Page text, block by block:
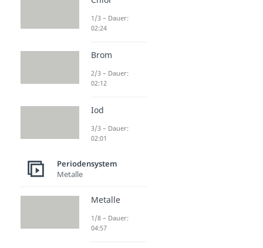
1/3 – Dauer:
02:24
Brom
2/3 – Dauer:
02:12
Iod
3/3 – Dauer:
02:01
Periodensystem
Metalle
Metalle
1/8 – Dauer:
04:57